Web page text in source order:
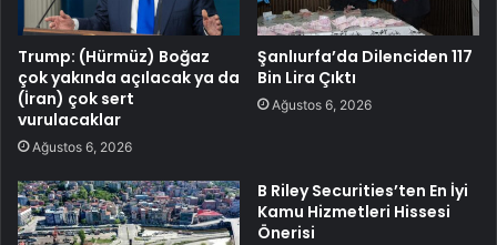
Trump: (Hürmüz) Boğaz
çok yakında açılacak ya da
(İran) çok sert
vurulacaklar
Ağustos 6, 2026
Şanlıurfa’da Dilenciden 117
Bin Lira Çıktı
Ağustos 6, 2026
B Riley Securities’ten En İyi
Kamu Hizmetleri Hissesi
Önerisi